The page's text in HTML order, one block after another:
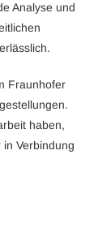
Analyse und
Fraunhofer
haben,
Verbindung